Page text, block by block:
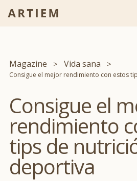
Magazine Vida sana
Consigue el mejor rendimiento con estos
Consigue el
rendimiento
tips de
deportiva